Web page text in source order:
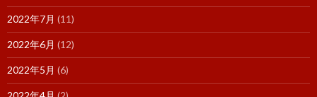
2022年7月 (11)
2022年6月 (12)
2022年5月 (6)